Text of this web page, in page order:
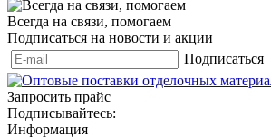
Всегда на связи, помогаем
Подписаться на новости и акции
Подписаться
Запросить прайс
Подписывайтесь:
Информация